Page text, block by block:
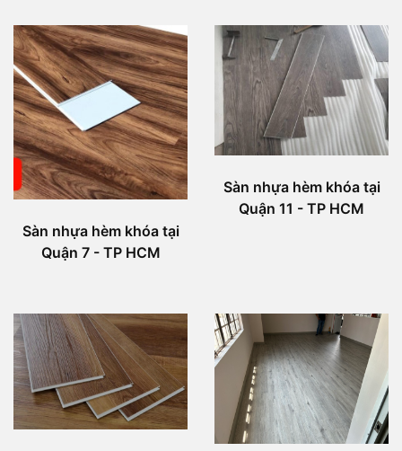
Sàn nhựa hèm khóa tại
Quận 7 - TP HCM
Sàn nhựa hèm khóa tại
Quận 11 - TP HCM